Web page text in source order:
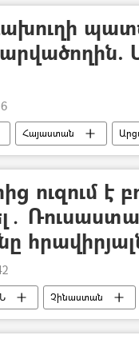
Հայաստան
ավազակային հարձակում
ուզում է
Չինաստան
բնապահպանական